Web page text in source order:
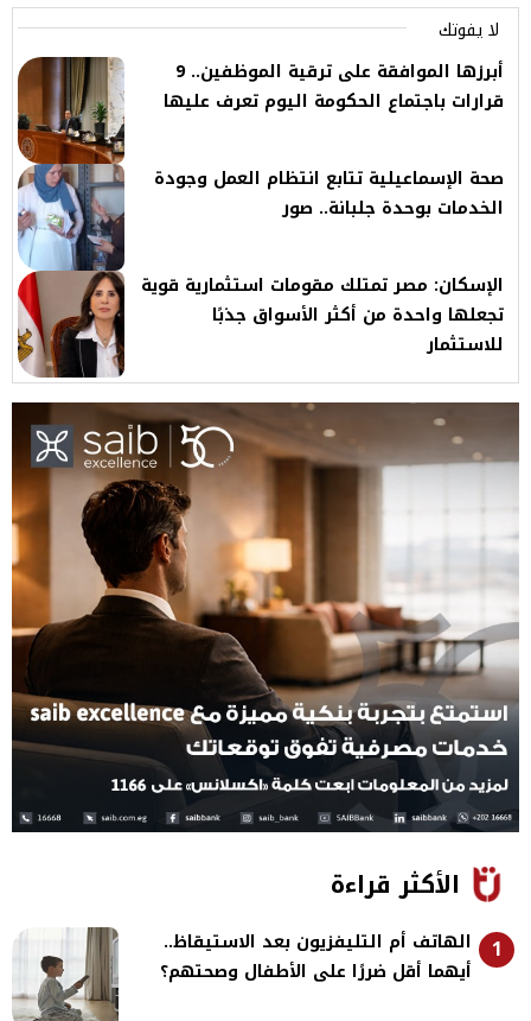
لا يفوتك
أبرزها الموافقة على ترقية الموظفين.. 9
قرارات باجتماع الحكومة اليوم تعرف عليها
صحة الإسماعيلية تتابع انتظام العمل وجودة
الخدمات بوحدة جلبانة.. صور
الإسكان: مصر تمتلك مقومات استثمارية قوية
تجعلها واحدة من أكثر الأسواق جذبًا
للاستثمار
الأكثر قراءة
1
الهاتف أم التليفزيون بعد الاستيقاظ..
أيهما أقل ضررًا على الأطفال وصحتهم؟